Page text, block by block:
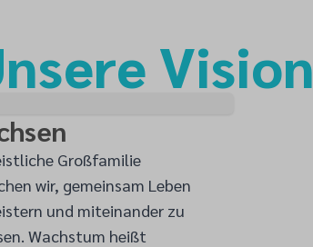
Vision
Großfamilie
wir, gemeinsam Leben
und miteinander zu
Wachstum heißt